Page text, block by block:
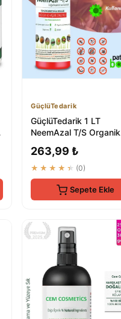
GüçlüTedarik
GüçlüTedarik 1 LT
NeemAzal T/S Organik
Haşere Önleyici
263,99 ₺
★★★★★ (0)
Sepete Ekle